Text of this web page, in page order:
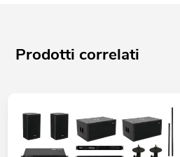
Prodotti correlati